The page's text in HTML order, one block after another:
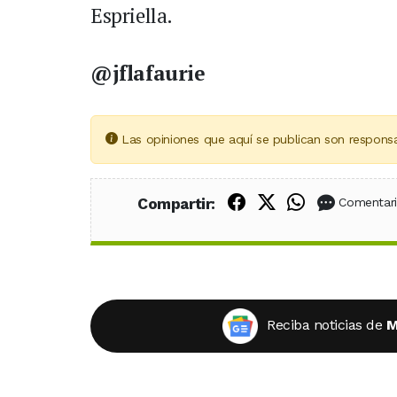
Espriella.
@jflafaurie
Las opiniones que aquí se publican son
Compartir: Compartir en
Compartir en
Compartir
Reciba noticias de